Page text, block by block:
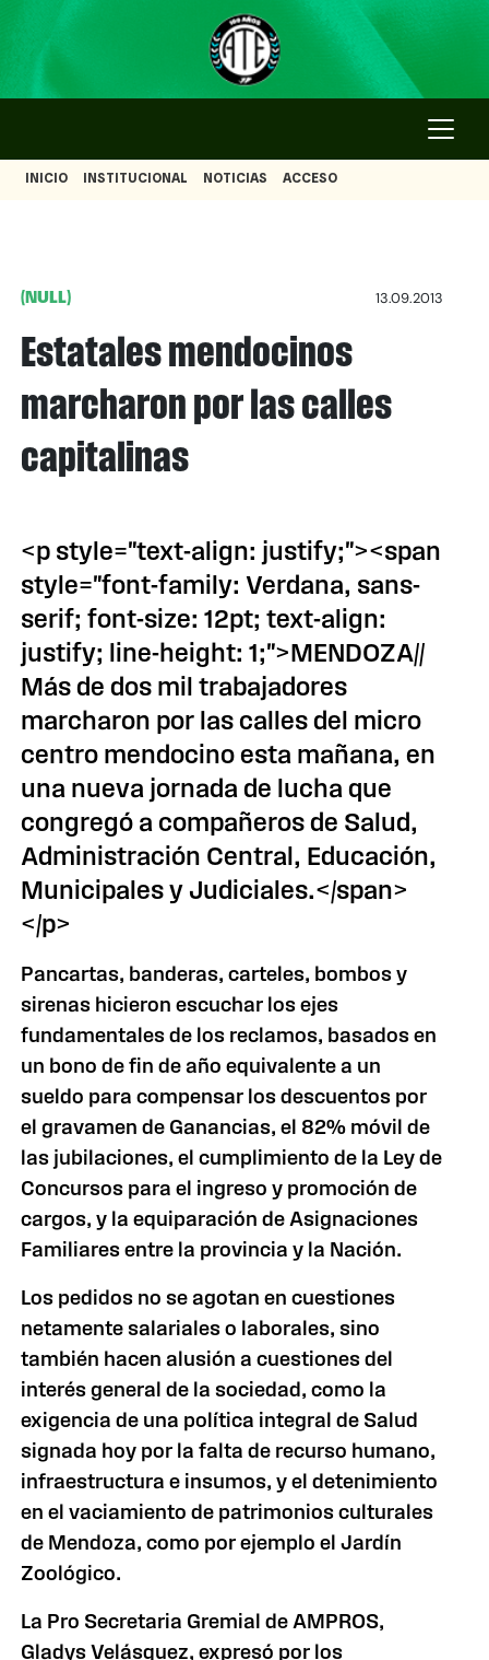
INICIO INSTITUCIONAL NOTICIAS ACCESO
(NULL) 13.09.2013
Estatales mendocinos
marcharon por las calles
capitalinas
<p style="text-align: justify;"><span
style="font-family: Verdana, sans-
serif; font-size: 12pt; text-align:
justify; line-height: 1;">MENDOZA//
Más de dos mil trabajadores
marcharon por las calles del micro
centro mendocino esta mañana, en
una nueva jornada de lucha que
congregó a compañeros de Salud,
Administración Central, Educación,
Municipales y Judiciales.</span>
</p>
Pancartas, banderas, carteles, bombos y
sirenas hicieron escuchar los ejes
fundamentales de los reclamos, basados en
un bono de fin de año equivalente a un
sueldo para compensar los descuentos por
el gravamen de Ganancias, el 82% móvil de
las jubilaciones, el cumplimiento de la Ley de
Concursos para el ingreso y promoción de
cargos, y la equiparación de Asignaciones
Familiares entre la provincia y la Nación.
Los pedidos no se agotan en cuestiones
netamente salariales o laborales, sino
también hacen alusión a cuestiones del
interés general de la sociedad, como la
exigencia de una política integral de Salud
signada hoy por la falta de recurso humano,
infraestructura e insumos, y el detenimiento
en el vaciamiento de patrimonios culturales
de Mendoza, como por ejemplo el Jardín
Zoológico.
La Pro Secretaria Gremial de AMPROS,
Gladys Velásquez, expresó por los